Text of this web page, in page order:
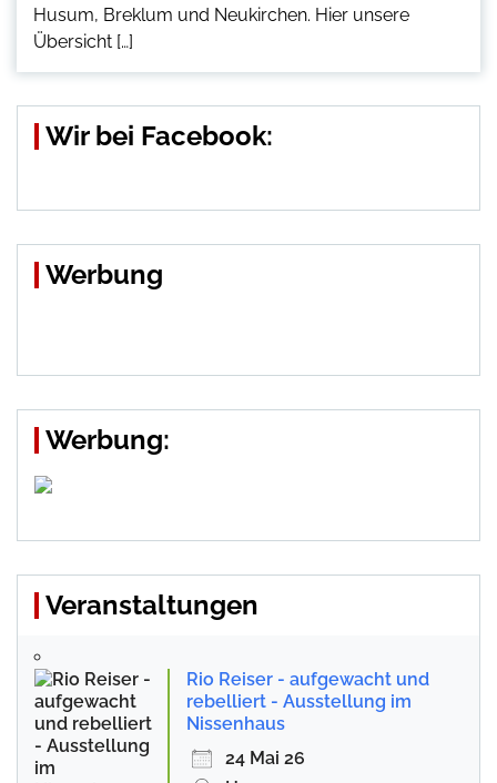
Husum, Breklum und Neukirchen. Hier unsere
Übersicht […]
Wir bei Facebook:
Werbung
Werbung:
Veranstaltungen
Rio Reiser - aufgewacht und
rebelliert - Ausstellung im
Nissenhaus
24 Mai 26